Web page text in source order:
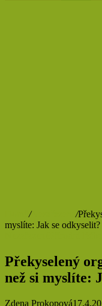
/Nezařazené /
myslíte: Jak se odkyselit?
Překyselený
než si myslíte:
Zdena Prokopová